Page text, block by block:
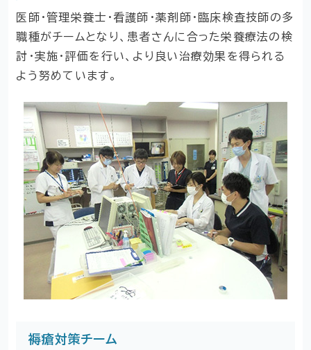
医師・管理栄養士・看護師・薬剤師・臨床検査技師の多
職種がチームとなり、患者さんに合った栄養療法の検
討・実施・評価を行い、より良い治療効果を得られる
よう努めています。
褥瘡対策チーム